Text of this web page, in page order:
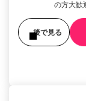
の方大歓
後で見る